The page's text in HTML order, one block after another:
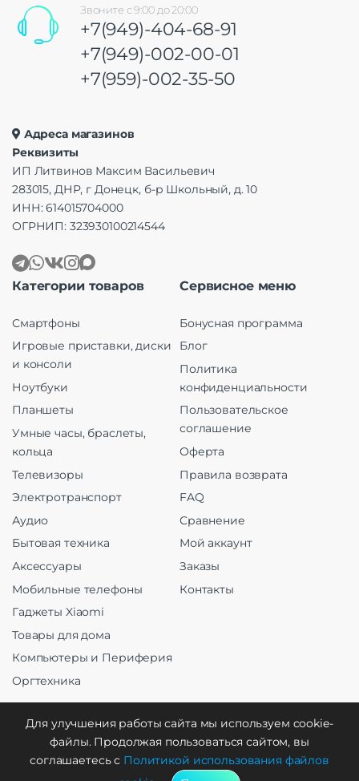
Звоните с 9:00 до 20:00
+7(949)-404-68-91
+7(949)-002-00-01
+7(959)-002-35-50
Адреса магазинов
Реквизиты
ИП Литвинов Максим Васильевич
283015, ДНР, г Донецк, б-р Школьный, д. 10
ИНН: 614015704000
ОГРНИП: 323930100214544
Категории товаров
Смартфоны
Игровые приставки, диски
и консоли
Ноутбуки
Планшеты
Умные часы, браслеты,
кольца
Телевизоры
Электротранспорт
Аудио
Бытовая техника
Аксессуары
Мобильные телефоны
Гаджеты Xiaomi
Товары для дома
Компьютеры и Периферия
Оргтехника
Сервисное меню
Бонусная программа
Блог
Политика
конфиденциальности
Пользовательское
соглашение
Оферта
Правила возврата
FAQ
Сравнение
Мой аккаунт
Заказы
Контакты
Создание и продвижение
Для улучшения работы сайта мы используем cookie-
файлы. Продолжая пользоваться сайтом, вы
соглашаетесь с Политикой использования файлов